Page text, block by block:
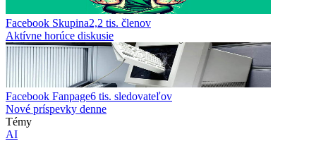
Facebook Skupina2,2 tis. členov
Aktívne horúce diskusie
Facebook Fanpage6 tis. sledovateľov
Nové príspevky denne
Témy
AI